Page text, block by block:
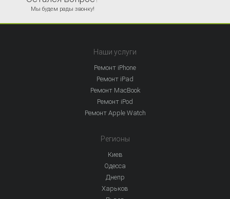
Мы будем рады звонку!
Наши услуги
Ремонт iPhone
Ремонт iPad
Ремонт MacBook
Ремонт iPod
Ремонт Apple Watch
Регионы
Киев
Одесса
Днепр
Харьков